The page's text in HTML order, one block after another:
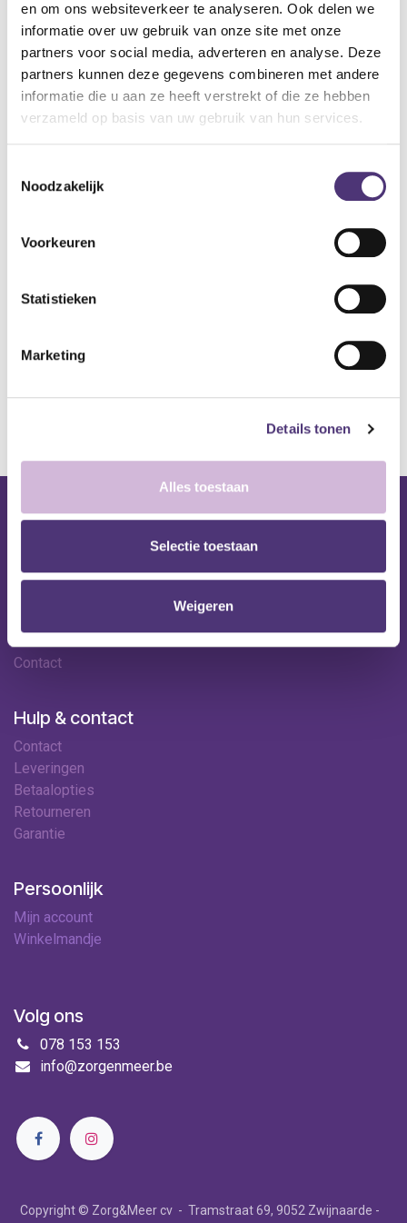
en om ons websiteverkeer te analyseren. Ook delen we
informatie over uw gebruik van onze site met onze
partners voor social media, adverteren en analyse. Deze
partners kunnen deze gegevens combineren met andere
informatie die u aan ze heeft verstrekt of die ze hebben
verzameld op basis van uw gebruik van hun services.
Noodzakelijk
Voorkeuren
Statistieken
Marketing
Details tonen
Alles toestaan
Selectie toestaan
Weigeren
Belangrijk voor diabetici
Deze kousen mogen niet afsnoe­ren, zodat een goede
doorbloeding van de voet en het onderbeen moge­lijk is. De
kousen werden hiervoor speciaal ontwikkeld, zodat de
patiënten een aangename kous heeft die aan de modernste
Aan winkelmandje toevoegen
kan de levertermijn iets langer zijn.
Nuttige links
Huren
Contact
Hulp & contact
Contact
Leveringen
Betaalopties
Retourneren
Garantie
Persoonlijk
Mijn account
Winkelmandje
Volg ons
078 153 153
info@zorgenmeer.be
Copyright © Zorg&Meer cv - Tramstraat 69, 9052 Zwijnaarde -